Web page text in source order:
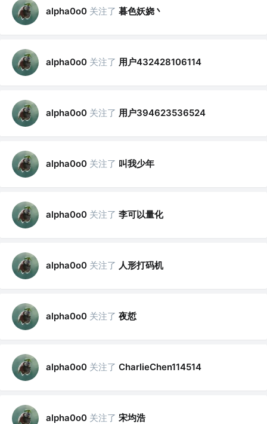
alpha0o0 关注了 暮色妖娆丶
alpha0o0 关注了 用户432428106114
alpha0o0 关注了 用户394623536524
alpha0o0 关注了 叫我少年
alpha0o0 关注了 李可以量化
alpha0o0 关注了 人形打码机
alpha0o0 关注了 夜悊
alpha0o0 关注了 CharlieChen114514
alpha0o0 关注了 宋均浩